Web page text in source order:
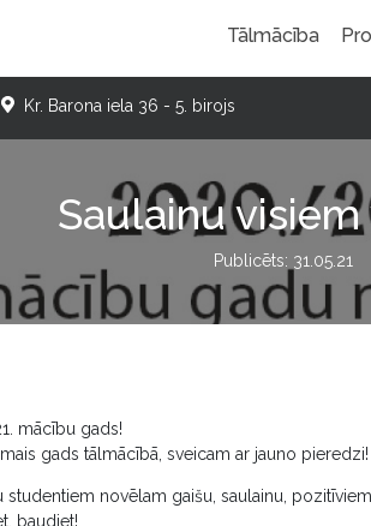
Tālmācība
Kr. Barona iela 36 - 5. birojs
Saulainu visiem
Publicēts: 31.05.21
mācību gads!
gads tālmācībā, sveicam ar jauno pieredzi!
studentiem novēlam gaišu, saulainu,
baudiet!